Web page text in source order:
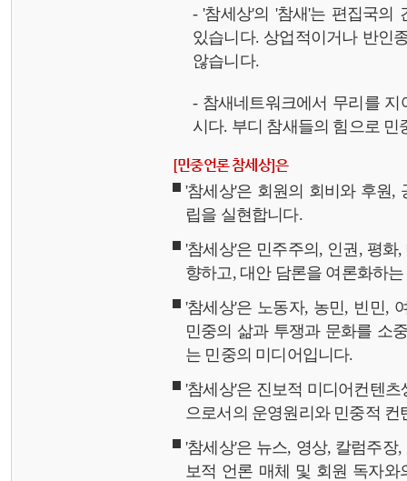
- '참세상'의 '참새'는 편집국의
있습니다. 상업적이거나 반인
않습니다.
- 참새네트워크에서 무리를
시다. 부디 참새들의 힘으로 민
[민중언론 참세상]은
'참세상'은 회원의 회비와 후원,
립을 실현합니다.
'참세상'은 민주주의, 인권, 평
향하고, 대안 담론을 여론화하
'참세상'은 노동자, 농민, 빈민,
민중의 삶과 투쟁과 문화를 소
는 민중의 미디어입니다.
'참세상'은 진보적 미디어컨텐
으로서의 운영원리와 민중적
'참세상'은 뉴스, 영상, 칼럼주
보적 언론 매체 및 회원 독자와